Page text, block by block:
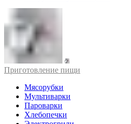
Приготовление пищи
Мясорубки
Мультиварки
Пароварки
Хлебопечки